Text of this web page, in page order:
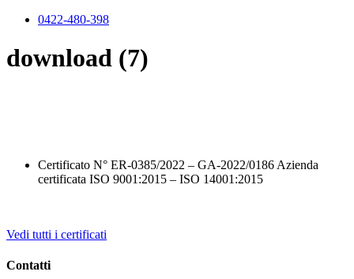
0422-480-398
download (7)
Certificato N° ER-0385/2022 – GA-2022/0186 Azienda
certificata ISO 9001:2015 – ISO 14001:2015
Vedi tutti i certificati
Contatti